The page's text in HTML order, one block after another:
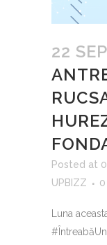
22
Posted at
UPBIZZ
Luna